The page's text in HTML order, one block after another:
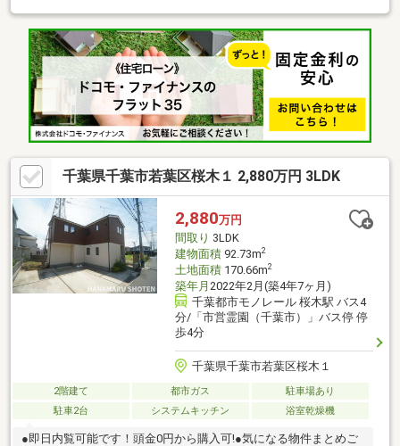
育施設、商業施設近くで子育てしやすい立地です！〇緑が多く閑
静な住宅地となっております♪◆◆見学ご希望のお客様◆◆いつ
でもお気軽にお問合せください♪毎週水曜日・第1～3火曜日は定
休日となります。◆◆住宅ローン審査に不安のある方◆◆是非当
社にご相談を！！お役に立ちます！！
千葉県千葉市若葉区桜木１ 2,880万円 3LDK
2,880万円
間取り 3LDK
建物面積92.73m2
土地面積170.66m2
築年月 2022年2月(築4年7ヶ月)
千葉都市モノレール 桜木駅 バス4
分/「市営霊園（千葉市）」バス停 停
歩4分
千葉県千葉市若葉区桜木１
2階建て 都市ガス
駐車場あり
駐車2台
システムキッチン 浴室乾燥機
●即日内覧可能です！頭金0円から購入可!●気になる物件まとめご